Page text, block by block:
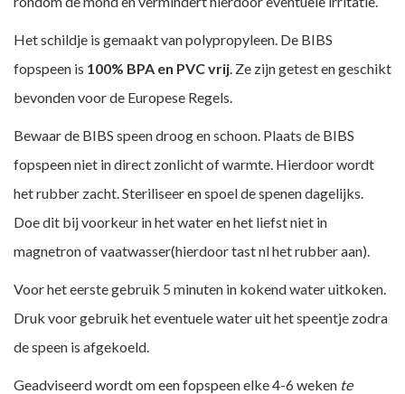
Het schildje is gemaakt van polypropyleen. De BIBS
fopspeen is 100% BPA en PVC vrij. Ze zijn getest en geschikt
bevonden voor de Europese Regels.
Bewaar de BIBS speen droog en schoon. Plaats de BIBS
fopspeen niet in direct zonlicht of warmte. Hierdoor wordt
het rubber zacht. Steriliseer en spoel de spenen dagelijks.
Doe dit bij voorkeur in het water en het liefst niet in
magnetron of vaatwasser(hierdoor tast nl het rubber aan).
Voor het eerste gebruik 5 minuten in kokend water uitkoken.
Druk voor gebruik het eventuele water uit het speentje zodra
de speen is afgekoeld.
Geadviseerd wordt om een fopspeen elke 4-6 weken te